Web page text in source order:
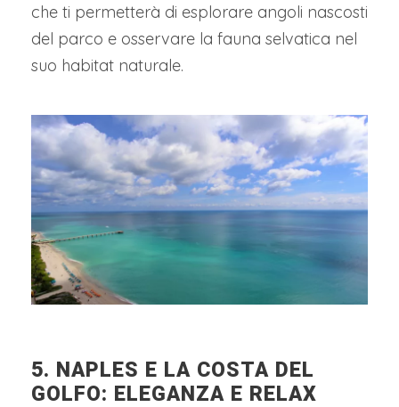
che ti permetterà di esplorare angoli nascosti
del parco e osservare la fauna selvatica nel
suo habitat naturale.
5. NAPLES E LA COSTA DEL
GOLFO: ELEGANZA E RELAX